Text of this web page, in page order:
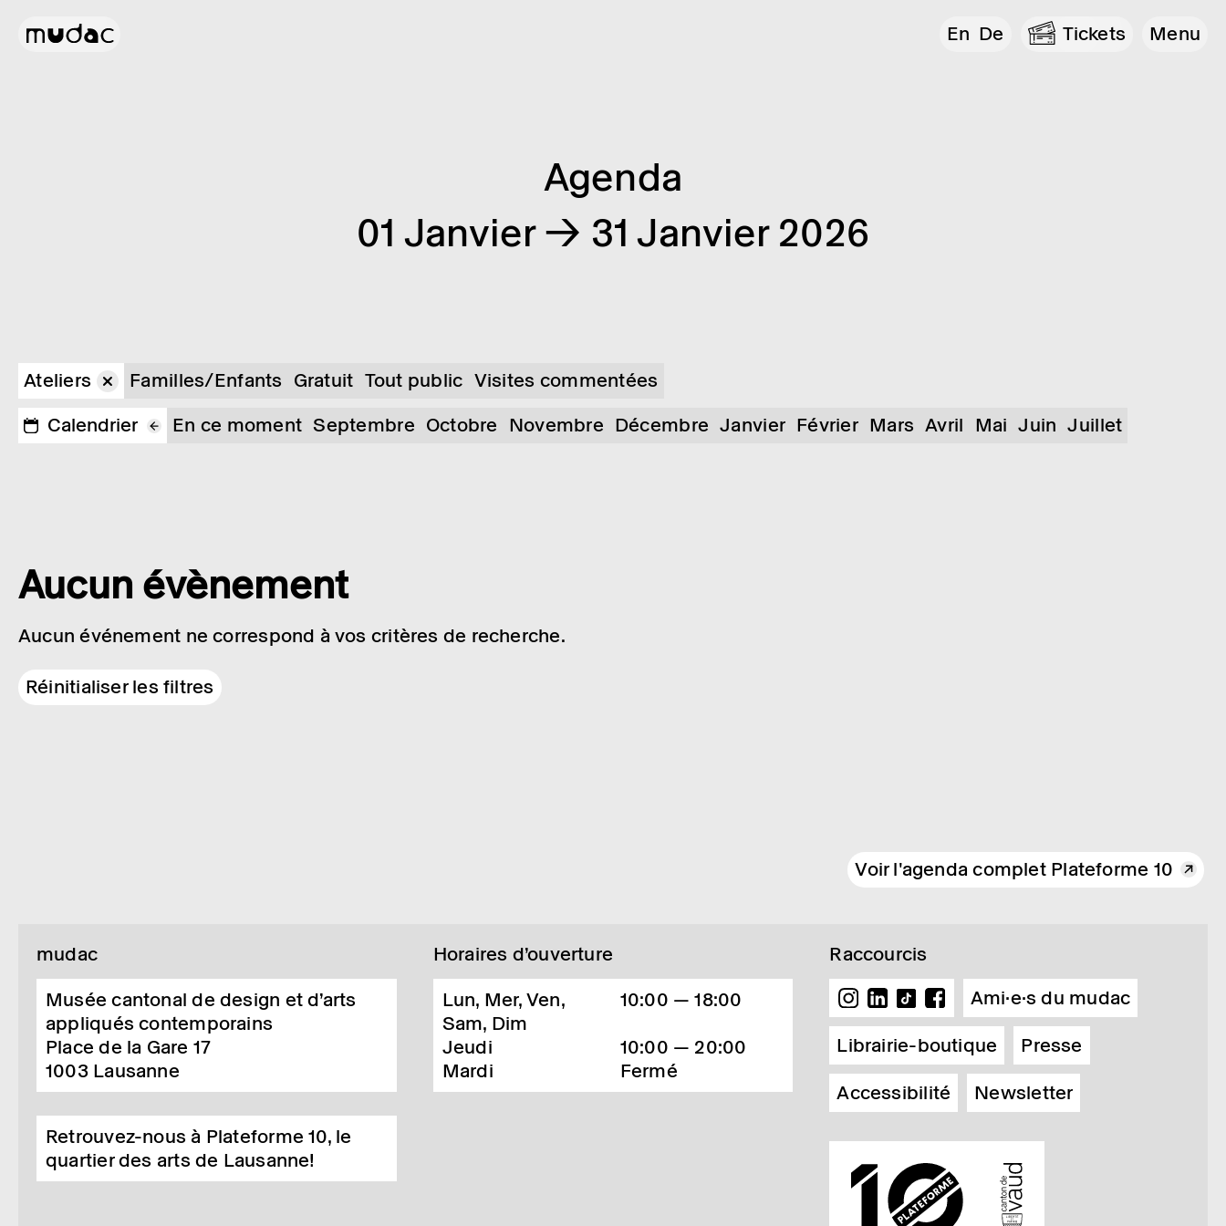
En De Tickets Menu
Agenda
01 Janvier → 31 Janvier 2026
Ateliers Familles/Enfants Gratuit Tout public Visites commentées
Calendrier
En ce moment Septembre Octobre Novembre Décembre Janvier Février Mars Avril Mai Juin Juillet
Aucun évènement
Aucun événement ne correspond à vos critères de recherche.
Réinitialiser les filtres
Voir l'agenda complet Plateforme 10
mudac
Musée cantonal de design et d’arts
appliqués contemporains
Place de la Gare 17
1003 Lausanne
Retrouvez-nous à Plateforme 10, le
quartier des arts de Lausanne!
Horaires d’ouverture
Lun, Mer, Ven,
Sam, Dim
10:00 — 18:00
Jeudi
10:00 — 20:00
Mardi
Fermé
Raccourcis
Ami·e·s du mudac
Librairie-boutique
Presse
Accessibilité
Newsletter